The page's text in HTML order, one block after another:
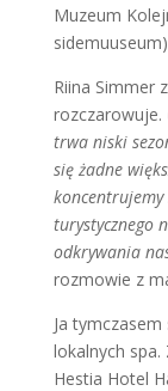
Muzeum
Riina Simmer
rozczarowuje.
trwa niski
się żadne
turystycznego
odkrywania
rozmowie z
Ja
lokalnych
Hestia Hotel